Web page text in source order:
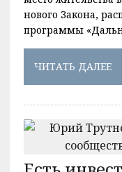
нового Закона,
программы
ЧИТАТЬ ДАЛЕЕ